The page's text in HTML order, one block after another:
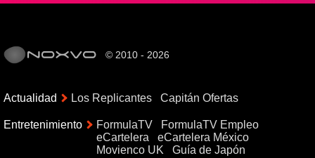
© 2010 - 2026
Actualidad Los Replicantes Capitán Ofertas
Entretenimiento FormulaTV
FormulaTV Empleo
eCartelera
eCartelera México
Movienco UK
Guía de Japón